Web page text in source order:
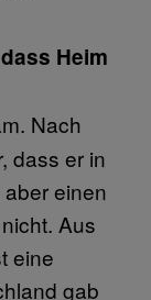
Heim
Nach
dass er in
einen
Aus
eine
gab